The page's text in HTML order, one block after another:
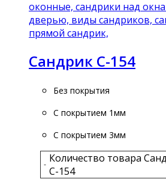
Сандрик С-154
Без покрытия
С покрытием 1мм
С покрытием 3мм
- Количество товара
С-154